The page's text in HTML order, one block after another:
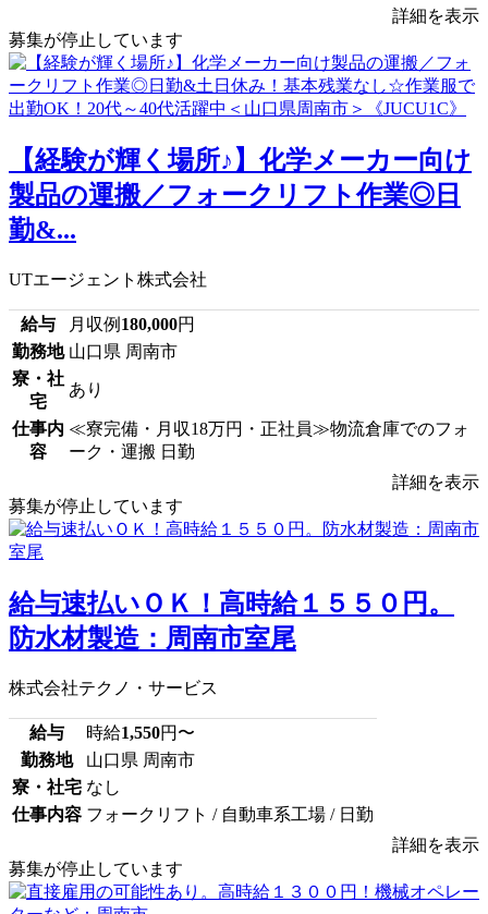
詳細を表示
募集が停止しています
【経験が輝く場所♪】化学メーカー向け
製品の運搬／フォークリフト作業◎日
勤&...
UTエージェント株式会社
給与 月収例 180,000円
勤務地 山口県 周南市
寮・社
宅
あり
仕事内
容
≪寮完備・月収18万円・正社員≫物流倉庫でのフォ
ーク・運搬 日勤
詳細を表示
募集が停止しています
給与速払いＯＫ！高時給１５５０円。
防水材製造：周南市室尾
株式会社テクノ・サービス
給与 時給1,550円〜
勤務地
山口県 周南市
寮・社宅 なし
仕事内容 フォークリフト / 自動車系工場 / 日勤
詳細を表示
募集が停止しています